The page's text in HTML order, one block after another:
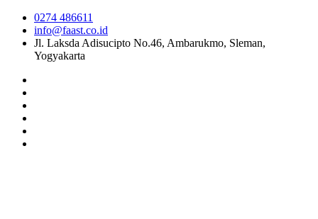
0274 486611
info@faast.co.id
Jl. Laksda Adisucipto No.46, Ambarukmo, Sleman,
Yogyakarta